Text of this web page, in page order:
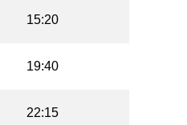
15:20
19:40
22:15